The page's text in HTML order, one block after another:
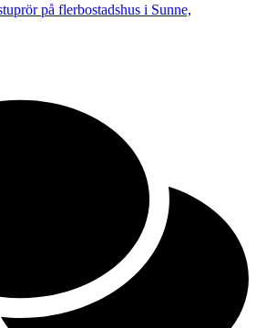
på flerbostadshus i Sunne,